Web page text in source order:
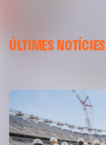
ÚLTIMES NOTÍCIES
MESTALLA 📍